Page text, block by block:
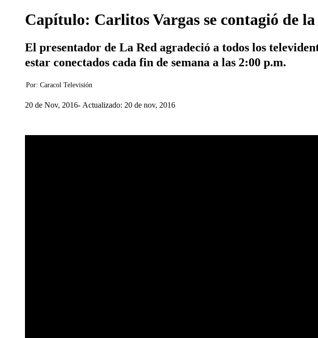
Capítulo: Carlitos Vargas se contagió de
El presentador de La Red agradeció a todos los
estar conectados cada fin de semana a las 2:00 p.m.
Por: Caracol Televisión
20 de Nov, 2016 Actualizado: 20 de nov, 2016